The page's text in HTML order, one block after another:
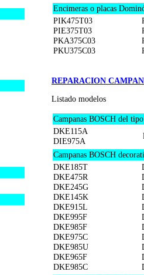
Encimeras o placas
PIK475T03
PIE375T03
PKA375C03
PKU375C03
REPARACION
Listado modelos
Campanas BOSCH del
DKE115A
DIE975A
Campanas BOSCH
DKE185T
DKE475R
DKE245G
DKE145K
DKE915L
DKE995F
DKE985F
DKE975C
DKE985U
DKE965F
DKE985C